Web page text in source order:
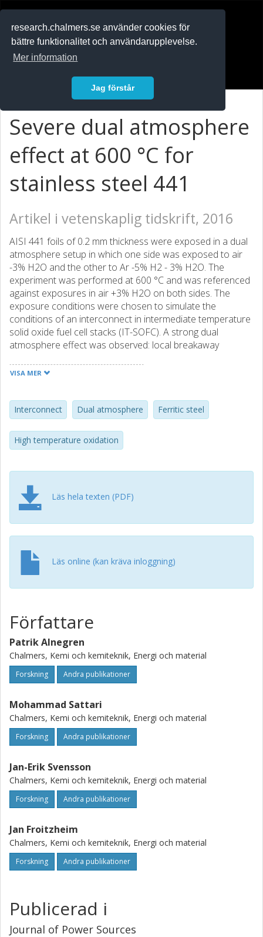
research.chalmers.se använder cookies för
bättre funktionalitet och användarupplevelse.
Mer information
Jag förstår
Severe dual atmosphere
effect at 600 °C for
stainless steel 441
Artikel i vetenskaplig tidskrift, 2016
AISI 441 foils of 0.2 mm thickness were exposed in a dual
atmosphere setup in which one side was exposed to air
-3% H2O and the other to Ar -5% H2 - 3% H2O. The
experiment was performed at 600 °C and was referenced
against exposures in air +3% H2O on both sides. The
exposure conditions were chosen to simulate the
conditions of an interconnect in intermediate temperature
solid oxide fuel cell stacks (IT-SOFC). A strong dual
atmosphere effect was observed: local breakaway
exposed to dual atmospheres. After 3000 h iron oxide had
atmosphere formed thin protective chromia scales on
both sides even after 3000 h of exposure.
VISA MER
Interconnect Dual atmosphere Ferritic steel
High temperature oxidation
Läs hela texten (PDF)
Läs online (kan kräva inloggning)
Författare
Patrik Alnegren
Chalmers, Kemi och kemiteknik, Energi och material
Forskning Andra publikationer
Mohammad Sattari
Chalmers, Kemi och kemiteknik, Energi och material
Forskning Andra publikationer
Jan-Erik Svensson
Chalmers, Kemi och kemiteknik, Energi och material
Forskning Andra publikationer
Jan Froitzheim
Chalmers, Kemi och kemiteknik, Energi och material
Forskning Andra publikationer
Publicerad i
Journal of Power Sources